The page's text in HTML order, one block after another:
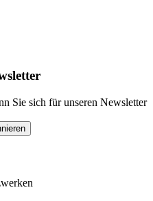
Sie sich für unseren Newsletter